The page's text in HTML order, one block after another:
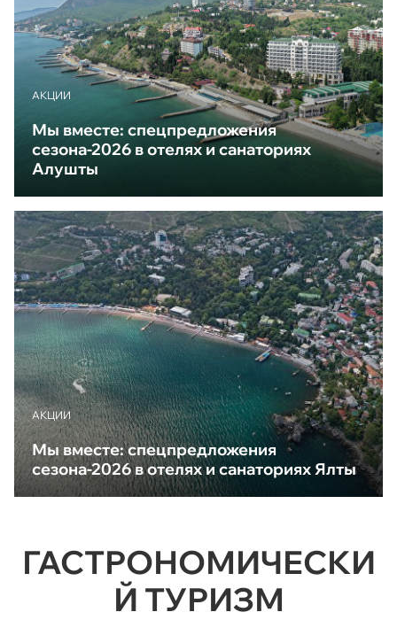
АКЦИИ
Мы вместе: спецпредложения
сезона-2026 в отелях и санаториях
Алушты
АКЦИИ
Мы вместе: спецпредложения
сезона-2026 в отелях и санаториях Ялты
ГАСТРОНОМИЧЕСКИ
Й ТУРИЗМ